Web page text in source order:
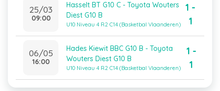
25/03
09:00
Hasselt BT G10 C - Toyota Wouters
Diest G10 B
U10 Niveau 4 R2 C14 (Basketbal Vlaanderen)
1 -
1
06/05
16:00
Hades Kiewit BBC G10 B - Toyota
Wouters Diest G10 B
U10 Niveau 4 R2 C14 (Basketbal Vlaanderen)
1 -
1